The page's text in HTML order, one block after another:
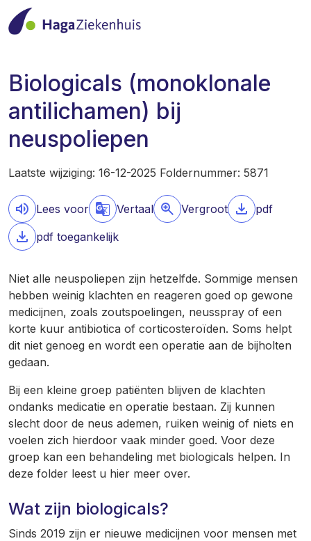
Biologicals (monoklonale
antilichamen) bij
neuspoliepen
Laatste wijziging: 16-12-2025 Foldernummer: 5871
Lees voor Vertaal Vergroot
pdf
pdf toegankelijk
Niet alle neuspoliepen zijn hetzelfde. Sommige mensen
hebben weinig klachten en reageren goed op gewone
medicijnen, zoals zoutspoelingen, neusspray of een
korte kuur antibiotica of corticosteroïden. Soms helpt
dit niet genoeg en wordt een operatie aan de bijholten
gedaan.
Bij een kleine groep patiënten blijven de klachten
ondanks medicatie en operatie bestaan. Zij kunnen
slecht door de neus ademen, ruiken weinig of niets en
voelen zich hierdoor vaak minder goed. Voor deze
groep kan een behandeling met biologicals helpen. In
deze folder leest u hier meer over.
Wat zijn biologicals?
Sinds 2019 zijn er nieuwe medicijnen voor mensen met